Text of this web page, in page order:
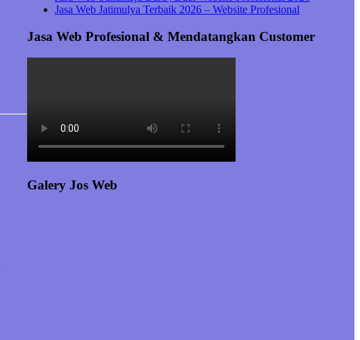
Jasa Web Jatimulya Terbaik 2026 – Website Profesional
Jasa Web Profesional & Mendatangkan Customer
Galery Jos Web